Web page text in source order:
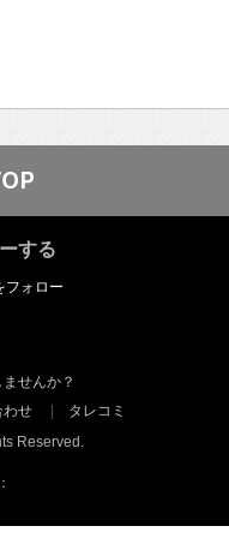
する
せんか？
わせ
タレコミ
Reserved.